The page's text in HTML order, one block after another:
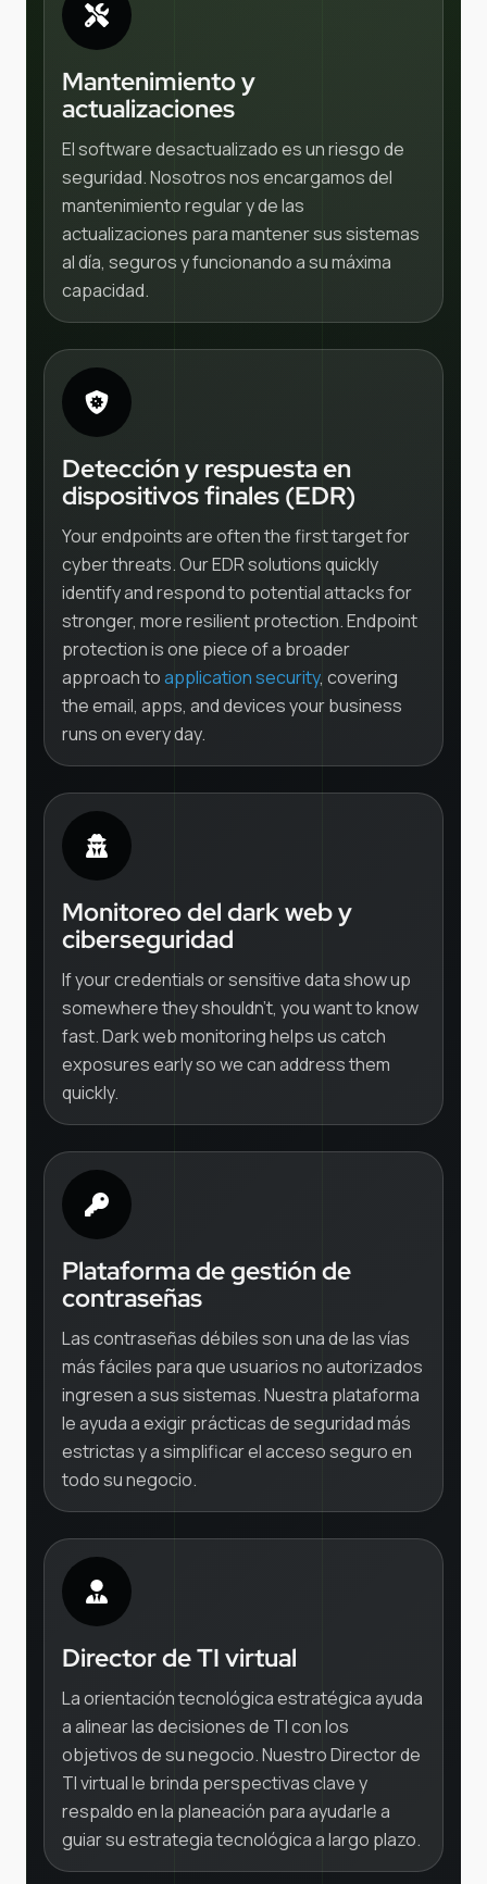
Mantenimiento y
actualizaciones
El software desactualizado es un riesgo de
seguridad. Nosotros nos encargamos del
mantenimiento regular y de las
actualizaciones para mantener sus sistemas
al día, seguros y funcionando a su máxima
capacidad.
Detección y respuesta en
dispositivos finales (EDR)
Your endpoints are often the first target for
cyber threats. Our EDR solutions quickly
identify and respond to potential attacks for
stronger, more resilient protection. Endpoint
protection is one piece of a broader
approach toapplication security, covering
the email, apps, and devices your business
runs on every day.
Monitoreo del dark web y
ciberseguridad
If your credentials or sensitive data show up
somewhere they shouldn't, you want to know
fast. Dark web monitoring helps us catch
exposures early so we can address them
quickly.
Plataforma de gestión de
contraseñas
Las contraseñas débiles son una de las vías
más fáciles para que usuarios no autorizados
ingresen a sus sistemas. Nuestra plataforma
le ayuda a exigir prácticas de seguridad más
estrictas y a simplificar el acceso seguro en
todo su negocio.
Director de TI virtual
La orientación tecnológica estratégica ayuda
a alinear las decisiones de TI con los
objetivos de su negocio. Nuestro Director de
TI virtual le brinda perspectivas clave y
respaldo en la planeación para ayudarle a
guiar su estrategia tecnológica a largo plazo.